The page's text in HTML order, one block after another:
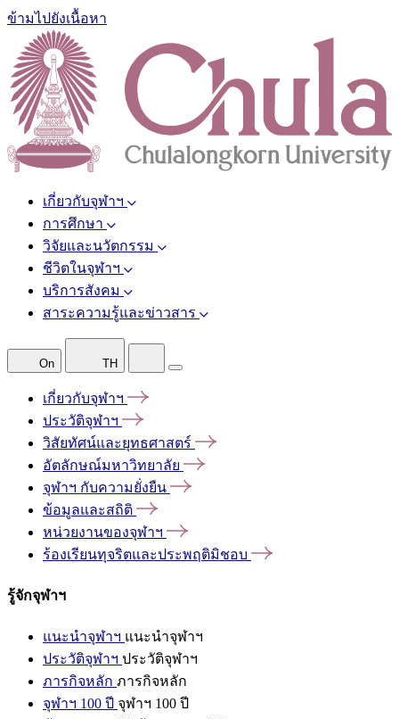
ข้ามไปยังเนื้อหา
เกี่ยวกับจุฬาฯ
การศึกษา
วิจัยและนวัตกรรม
ชีวิตในจุฬาฯ
บริการสังคม
สาระความรู้และข่าวสาร
On TH
เกี่ยวกับจุฬาฯ
ประวัติจุฬาฯ
วิสัยทัศน์และยุทธศาสตร์
อัตลักษณ์มหาวิทยาลัย
จุฬาฯ กับความยั่งยืน
ข้อมูลและสถิติ
หน่วยงานของจุฬาฯ
ร้องเรียนทุจริตและประพฤติมิชอบ
รู้จักจุฬาฯ
แนะนำจุฬาฯ แนะนำจุฬาฯ
ประวัติจุฬาฯ ประวัติจุฬาฯ
ภารกิจหลัก ภารกิจหลัก
จุฬาฯ 100 ปี จุฬาฯ 100 ปี